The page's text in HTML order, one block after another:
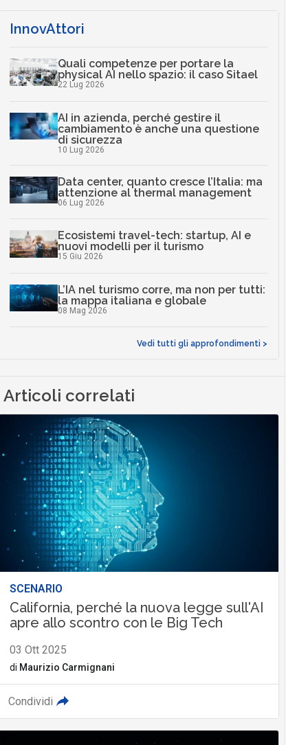
InnovAttori
Quali competenze per portare la
physical AI nello spazio: il caso Sitael
22 Lug 2026
AI in azienda, perché gestire il
cambiamento è anche una questione
di sicurezza
10 Lug 2026
Data center, quanto cresce l’Italia: ma
attenzione al thermal management
06 Lug 2026
Ecosistemi travel-tech: startup, AI e
nuovi modelli per il turismo
15 Giu 2026
L’IA nel turismo corre, ma non per tutti:
la mappa italiana e globale
08 Mag 2026
Vedi tutti gli approfondimenti >
Articoli correlati
SCENARIO
California, perché la nuova legge sull'AI
apre allo scontro con le Big Tech
03 Ott 2025
di Maurizio Carmignani
Condividi